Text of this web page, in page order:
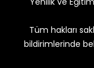
Tüm hakları
bildirimlerinde